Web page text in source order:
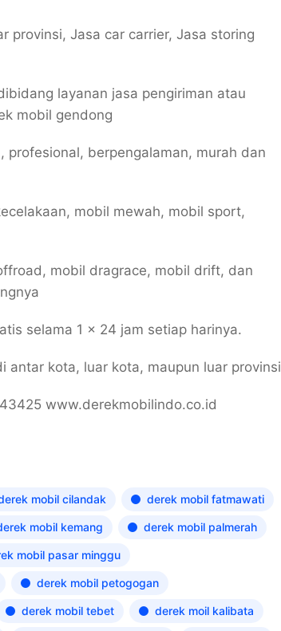
provinsi, Jasa car carrier, Jasa storing
layanan jasa pengiriman atau
mobil gendong
berpengalaman, murah dan
mobil mewah, mobil sport,
mobil dragrace, mobil drift, dan
selama 1 x 24 jam setiap harinya.
kota, luar kota, maupun luar provinsi
www.derekmobilindo.co.id
mobil cilandak derek mobil fatmawati
mobil kemang derek mobil palmerah
mobil pasar minggu
derek mobil petogogan
derek mobil tebet derek moil kalibata